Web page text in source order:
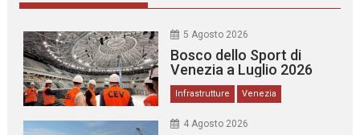
5 Agosto 2026
Bosco dello Sport di
Venezia a Luglio 2026
Infrastrutture Venezia
4 Agosto 2026